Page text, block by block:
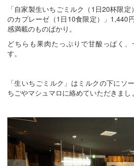
「自家製生いちごミルク（1日20杯限
のカプレーゼ（1日10食限定）」1,440
感満載のものばかり。
どちらも果肉たっぷりで甘酸っぱく
す。
「生いちごミルク」はミルクの下にソ
ちごやマシュマロに絡めていただきまし